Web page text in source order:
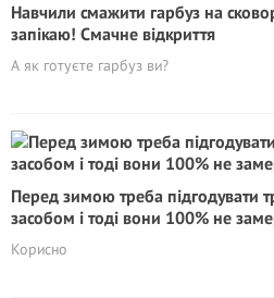
Навчили смажити гарбуз на
запікаю! Смачне відкриття
А як готуєте гарбуз ви?
Перед зимою треба підгодувати
засобом і тоді вони 100% не
Корисно